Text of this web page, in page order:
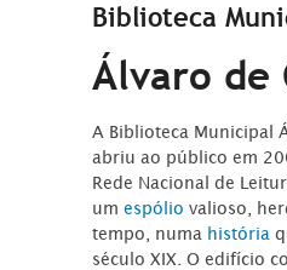
Biblioteca
Álvaro de
A Biblioteca Municipal
abriu ao público em
Rede Nacional de
umespóliovalioso,
tempo, numa história
século XIX. O edifício